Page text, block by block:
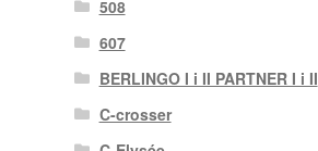
508
607
BERLINGO I i II PARTNER I i II
C-crosser